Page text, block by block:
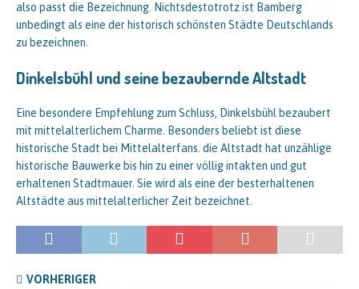
also passt die Bezeichnung. Nichtsdestotrotz ist Bamberg
unbedingt als eine der historisch schönsten Städte Deutschlands
zu bezeichnen.
Dinkelsbühl und seine bezaubernde Altstadt
Eine besondere Empfehlung zum Schluss, Dinkelsbühl bezaubert
mit mittelalterlichem Charme. Besonders beliebt ist diese
historische Stadt bei Mittelalterfans. die Altstadt hat unzählige
historische Bauwerke bis hin zu einer völlig intakten und gut
erhaltenen Stadtmauer. Sie wird als eine der besterhaltenen
Altstädte aus mittelalterlicher Zeit bezeichnet.
VORHERIGER